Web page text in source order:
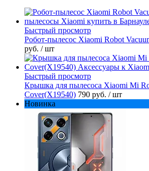
Быстрый просмотр
Робот-пылесос Xiaomi Robot
руб. / шт
Быстрый просмотр
Крышка для пылесоса Xiaomi Mi
Cover(X19540) 790 руб. / шт
Новинка